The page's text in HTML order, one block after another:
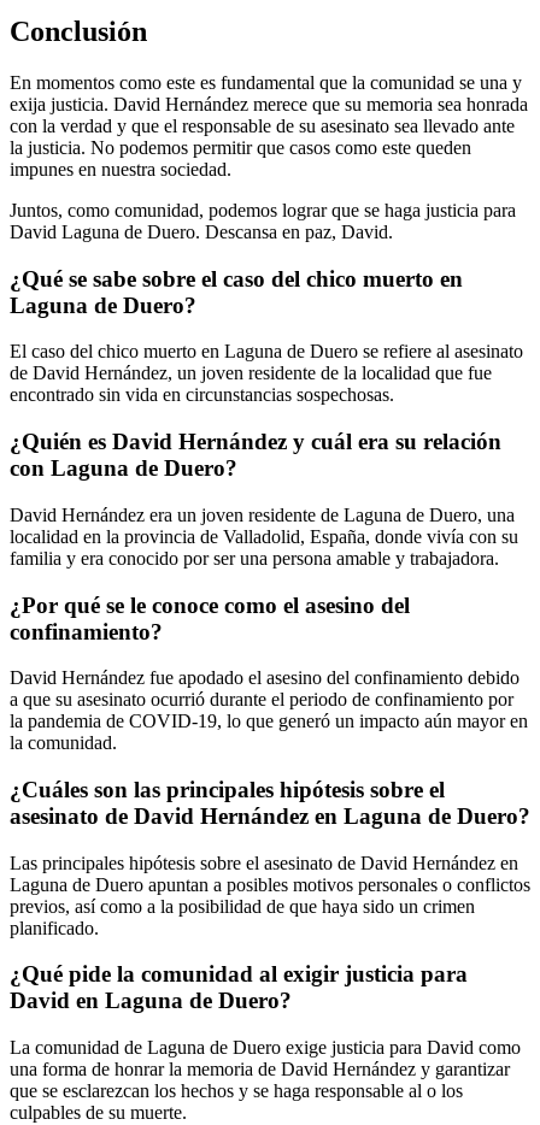
Conclusión
En momentos como este es fundamental que la comunidad se una y
exija justicia. David Hernández merece que su memoria sea honrada
con la verdad y que el responsable de su asesinato sea llevado ante
la justicia. No podemos permitir que casos como este queden
impunes en nuestra sociedad.
Juntos, como comunidad, podemos lograr que se haga justicia para
David Laguna de Duero. Descansa en paz, David.
¿Qué se sabe sobre el caso del chico muerto en
Laguna de Duero?
El caso del chico muerto en Laguna de Duero se refiere al asesinato
de David Hernández, un joven residente de la localidad que fue
encontrado sin vida en circunstancias sospechosas.
¿Quién es David Hernández y cuál era su relación
con Laguna de Duero?
David Hernández era un joven residente de Laguna de Duero, una
localidad en la provincia de Valladolid, España, donde vivía con su
familia y era conocido por ser una persona amable y trabajadora.
¿Por qué se le conoce como el asesino del
confinamiento?
David Hernández fue apodado el asesino del confinamiento debido
a que su asesinato ocurrió durante el periodo de confinamiento por
la pandemia de COVID-19, lo que generó un impacto aún mayor en
la comunidad.
¿Cuáles son las principales hipótesis sobre el
asesinato de David Hernández en Laguna de Duero?
Las principales hipótesis sobre el asesinato de David Hernández en
Laguna de Duero apuntan a posibles motivos personales o conflictos
previos, así como a la posibilidad de que haya sido un crimen
planificado.
¿Qué pide la comunidad al exigir justicia para
David en Laguna de Duero?
La comunidad de Laguna de Duero exige justicia para David como
una forma de honrar la memoria de David Hernández y garantizar
que se esclarezcan los hechos y se haga responsable al o los
culpables de su muerte.